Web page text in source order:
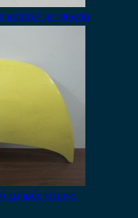
κομπλέ με ψυγεία
κίτρινο